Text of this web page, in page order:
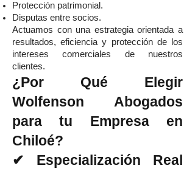
Protección patrimonial.
Disputas entre socios.
Actuamos con una estrategia orientada a
resultados, eficiencia y protección de los
intereses comerciales de nuestros
clientes.
¿Por Qué Elegir
Wolfenson Abogados
para tu Empresa en
Chiloé?
✔ Especialización Real